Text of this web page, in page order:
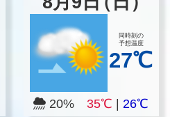
同時刻の
予想温度
27℃
20% 35℃ |26℃